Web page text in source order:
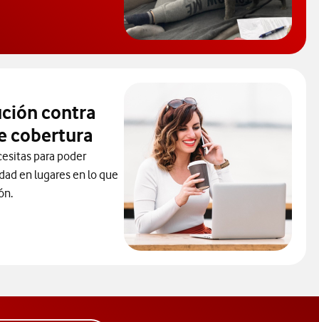
Ayuda. Abrir ventana modal
contra
cobertura
para poder
en lugares en lo que
la solución contra los problemas de cobertura.Abre ventana